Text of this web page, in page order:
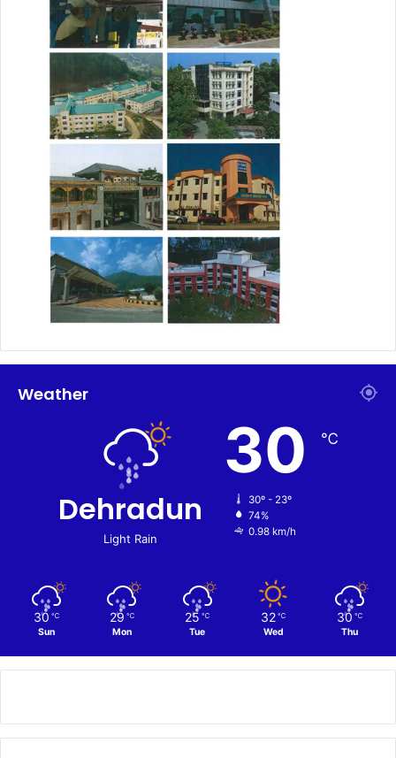
Weather
Dehradun
Light Rain
30 ℃
30º - 23º
74%
0.98 km/h
30 ℃
Sun
29 ℃
Mon
25 ℃
Tue
32 ℃
Wed
30 ℃
Thu